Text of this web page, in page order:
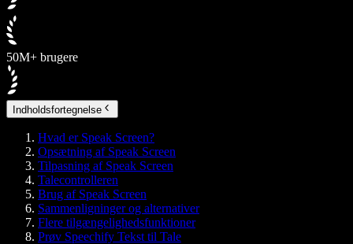
50M+ brugere
Indholdsfortegnelse
Hvad er Speak Screen?
Opsætning af Speak Screen
Tilpasning af Speak Screen
Talecontrolleren
Brug af Speak Screen
Sammenligninger og alternativer
Flere tilgængelighedsfunktioner
Prøv Speechify Tekst til Tale